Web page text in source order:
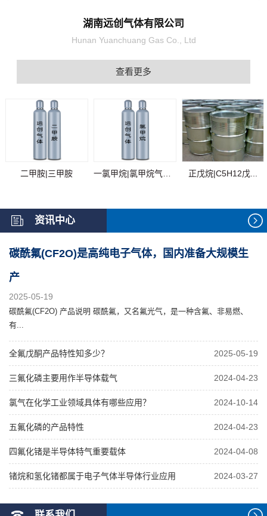
湖南远创气体有限公司
Hunan Yuanchuang Gas Co., Ltd
查看更多
二甲胺|三甲胺 正戊烷|C5H12戊...
资讯中心
碳酰氟(CF2O)是高纯电子气体，国内准备大规模生
产
2025-05-19
碳酰氟(CF2O) 产品说明 碳酰氟，又名氟光气，是一种含氟、非易燃、
有...
全氟戊酮产品特性知多少？ 2025-05-19
三氟化磷主要用作半导体载气 2024-04-23
氯气在化学工业领域具体有哪些应用？ 2024-10-14
五氟化磷的产品特性 2024-04-23
四氟化锗是半导体特气重要载体 2024-04-08
锗烷和氢化锗都属于电子气体半导体行业应用 2024-03-27